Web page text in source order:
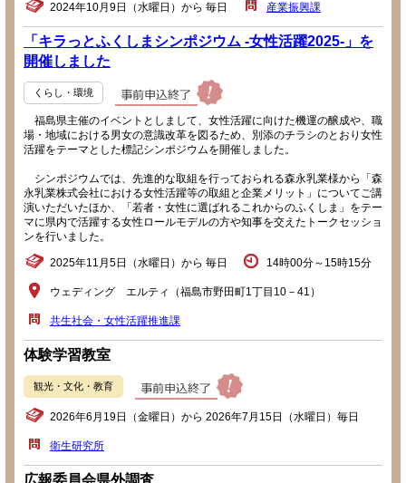
2024年10月9日（水曜日）から 毎日 産業振興課
「キラっとふくしまシンポジウム -女性活躍2025-」を
開催しました
くらし・環境
福島県主催のイベントとしまして、女性活躍に向けた機運の醸成や、職
場・地域における男女の意識改革を図るため、別添のチラシのとおり女性
活躍をテーマとした標記シンポジウムを開催しました。
シンポジウムでは、先進的な取組を行っておられる森永乳業様から「森
永乳業株式会社における女性活躍等の取組と企業メリット」についてご講
演いただいたほか、「若者・女性に選ばれるこれからのふくしま」をテー
マに県内で活躍する女性ロールモデルの方や知事を交えたトークセッショ
ンを行いました。
2025年11月5日（水曜日）から 毎日 14時00分～15時15分
ウェディング エルティ（福島市野田町1丁目10－41）
共生社会・女性活躍推進課
体験学習教室
観光・文化・教育
2026年6月19日（金曜日）から 2026年7月15日（水曜日）毎日
衛生研究所
広報委員会県外調査